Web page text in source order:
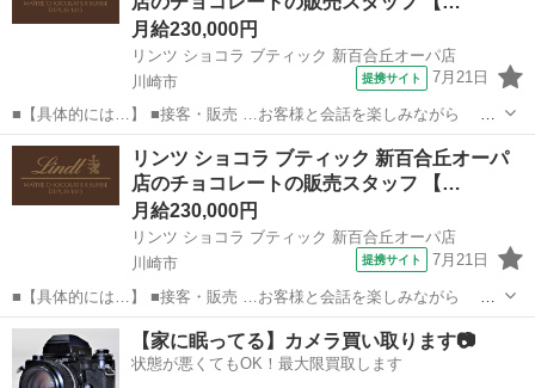
月給230,000円
リンツ ショコラ ブティック 新百合丘オーパ店
川崎市
提携サイト 7月21日
■【具体的には…】 ■接客・販売 …お客様と会話を楽しみながら チ
ョコレートをおすすめしていただきます。 「自分へのご褒美に」 「大
切な人へのプレゼントに」 お客様のすてきな想いを お手伝いできる楽
しさがあります。 ...
神奈川 川崎市
リンツ ショコラ ブティック 新百合丘オーパ
店のチョコレートの販売スタッフ 【…
月給230,000円
リンツ ショコラ ブティック 新百合丘オーパ店
川崎市
提携サイト 7月21日
■【具体的には…】 ■接客・販売 …お客様と会話を楽しみながら チ
ョコレートをおすすめしていただきます。 「自分へのご褒美に」 「大
切な人へのプレゼントに」 お客様のすてきな想いを お手伝いできる楽
しさがあります。 ...
神奈川 川崎市 飲食
【家に眠ってる】カメラ買い取ります📷
状態が悪くてもOK！最大限買取します